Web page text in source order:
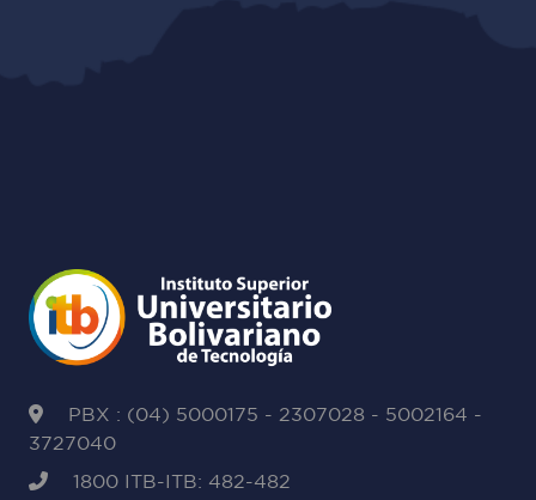
PBX : (04) 5000175 - 2307028 - 5002164 -
3727040
1800 ITB-ITB: 482-482